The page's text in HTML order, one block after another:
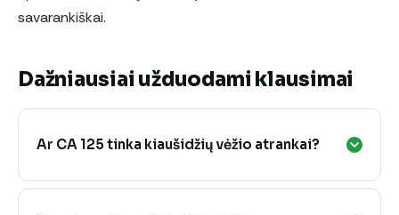
savarankiškai.
Dažniausiai užduodami klausimai
Ar CA 125 tinka kiaušidžių vėžio atrankai?